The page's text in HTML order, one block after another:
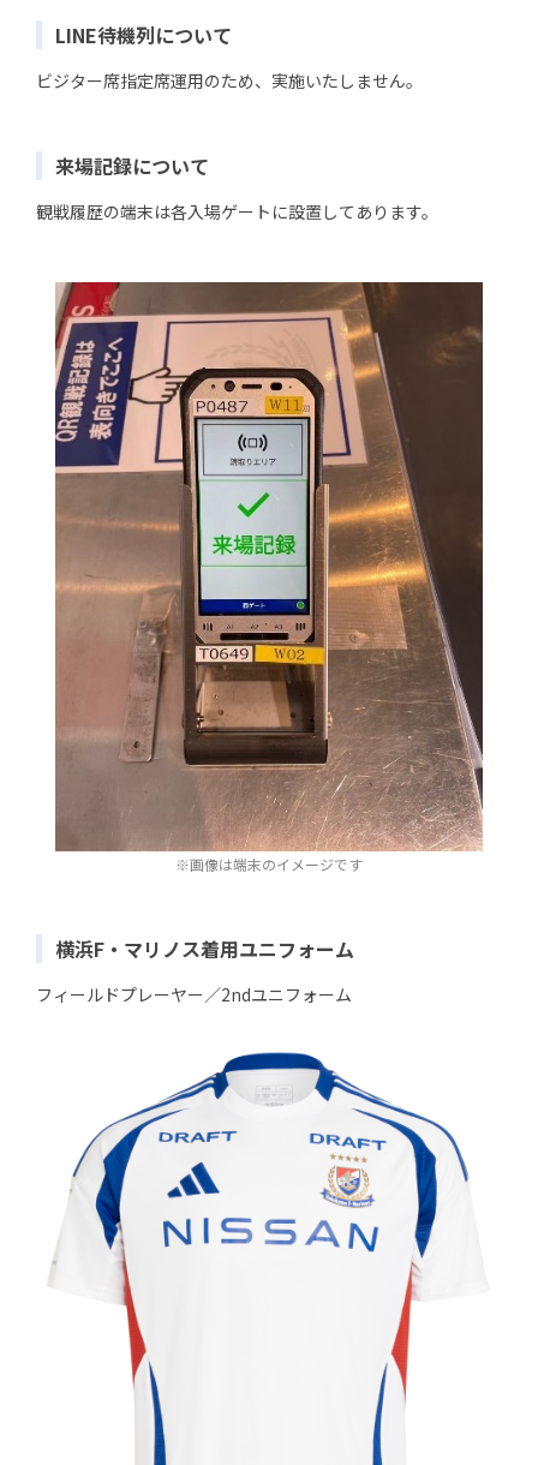
LINE待機列について
ビジター席指定席運用のため、実施いたしません。
来場記録について
観戦履歴の端末は各入場ゲートに設置してあります。
※画像は端末のイメージです
横浜F・マリノス着用ユニフォーム
フィールドプレーヤー／2ndユニフォーム